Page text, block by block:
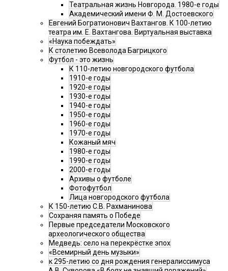
Театральная жизнь Новгорода. 1980-е годы
Академический имени Ф. М. Достоевского
Евгений Богратионович Вахтангов. К 100-летию
театра им. Е. Вахтангова. Виртуальная выставка
«Наука побеждать»
К столетию Всеволода Багрицкого
Футбол - это жизнь
К 110-летию новгородского футбола
1910-е годы
1920-е годы
1930-е годы
1940-е годы
1950-е годы
1960-е годы
1970-е годы
Кожаный мяч
1980-е годы
1990-е годы
2000-е годы
Архивы о футболе
Фотофутбол
Лица новгородского футбола
К 150-летию С.В. Рахманинова
Сохраняя память о Победе
Первые председатели Московского
археологического общества
Медведь: село на перекрёстке эпох
«Всемирный день музыки»
к 295-летию со дня рождения генералиссимуса